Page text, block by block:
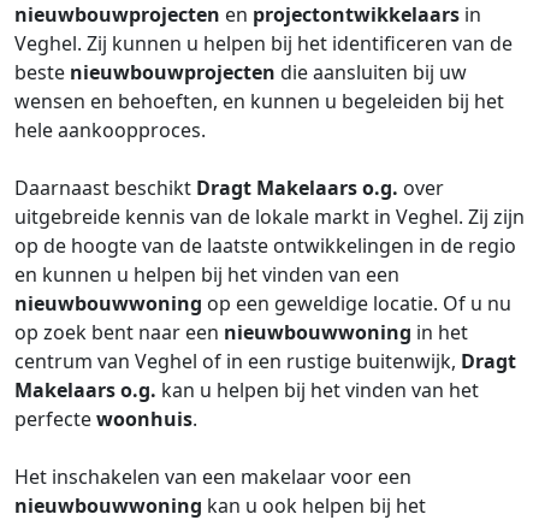
nieuwbouwprojecten en projectontwikkelaars in
Veghel. Zij kunnen u helpen bij het identificeren van de
beste nieuwbouwprojecten die aansluiten bij uw
wensen en behoeften, en kunnen u begeleiden bij het
hele aankoopproces.
Daarnaast beschikt Dragt Makelaars o.g. over
uitgebreide kennis van de lokale markt in Veghel. Zij zijn
op de hoogte van de laatste ontwikkelingen in de regio
en kunnen u helpen bij het vinden van een
nieuwbouwwoning op een geweldige locatie. Of u nu
op zoek bent naar een nieuwbouwwoning in het
centrum van Veghel of in een rustige buitenwijk, Dragt
Makelaars o.g. kan u helpen bij het vinden van het
perfectewoonhuis.
Het inschakelen van een makelaar voor een
nieuwbouwwoning kan u ook helpen bij het